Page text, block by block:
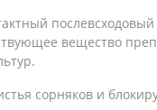
вещество
сорняков и